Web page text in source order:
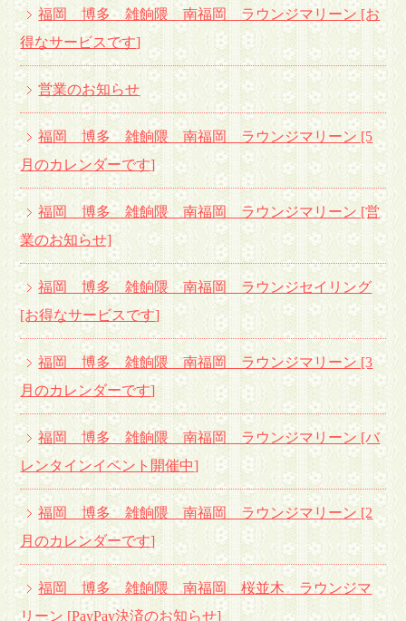
福岡 博多 雑餉隈 南福岡 ラウンジマリーン [お
得なサービスです]
営業のお知らせ
福岡 博多 雑餉隈 南福岡 ラウンジマリーン [5
月のカレンダーです]
福岡 博多 雑餉隈 南福岡 ラウンジマリーン [営
業のお知らせ]
福岡 博多 雑餉隈 南福岡 ラウンジセイリング
[お得なサービスです]
福岡 博多 雑餉隈 南福岡 ラウンジマリーン [3
月のカレンダーです]
福岡 博多 雑餉隈 南福岡 ラウンジマリーン [バ
レンタインイベント開催中]
福岡 博多 雑餉隈 南福岡 ラウンジマリーン [2
月のカレンダーです]
福岡 博多 雑餉隈 南福岡 桜並木 ラウンジマ
リーン [PayPay決済のお知らせ]